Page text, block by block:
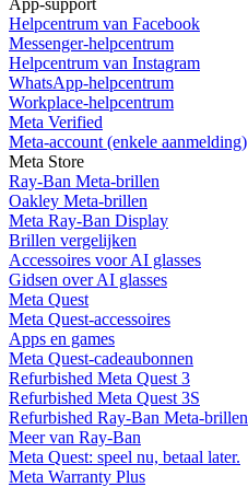
Helpcentrum van Facebook
Messenger-helpcentrum
Helpcentrum van Instagram
WhatsApp-helpcentrum
Workplace-helpcentrum
Meta Verified
Meta-account (enkele aanmelding)
Meta Store
Ray-Ban Meta-brillen
Oakley Meta-brillen
Meta Ray-Ban Display
Brillen vergelijken
Accessoires voor AI glasses
Gidsen over AI glasses
Meta Quest
Meta Quest-accessoires
Apps en games
Meta Quest-cadeaubonnen
Refurbished Meta Quest 3
Refurbished Meta Quest 3S
Refurbished Ray-Ban Meta-brillen
Meer van Ray-Ban
Meta Quest: speel nu, betaal later.
Meta Warranty Plus